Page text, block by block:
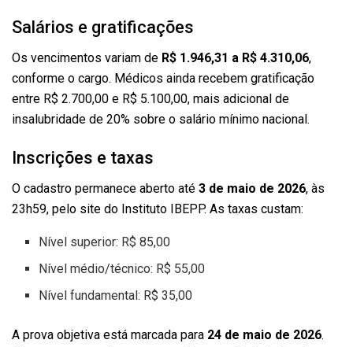
Salários e gratificações
Os vencimentos variam de R$ 1.946,31 a R$ 4.310,06,
conforme o cargo. Médicos ainda recebem gratificação
entre R$ 2.700,00 e R$ 5.100,00, mais adicional de
insalubridade de 20% sobre o salário mínimo nacional.
Inscrições e taxas
O cadastro permanece aberto até 3 de maio de 2026, às
23h59, pelo site do Instituto IBEPP. As taxas custam:
Nível superior: R$ 85,00
Nível médio/técnico: R$ 55,00
Nível fundamental: R$ 35,00
A prova objetiva está marcada para 24 de maio de 2026.